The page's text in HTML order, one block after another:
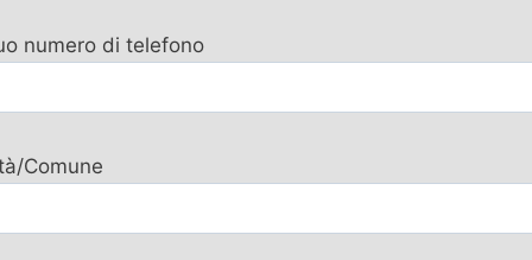
numero di telefono
Comune